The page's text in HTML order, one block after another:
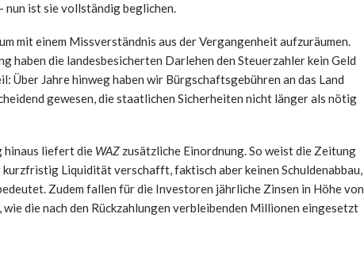
nun ist sie vollständig beglichen.
mit einem Missverständnis aus der Vergangenheit aufzuräumen.
haben die landesbesicherten Darlehen den Steuerzahler kein Geld
Über Jahre hinweg haben wir Bürgschaftsgebühren an das Land
gewesen, die staatlichen Sicherheiten nicht länger als nötig
hinaus liefert die WAZ zusätzliche Einordnung. So weist die Zeitung
kurzfristig Liquidität verschafft, faktisch aber keinen Schuldenabbau,
Zudem fallen für die Investoren jährliche Zinsen in Höhe von
die nach den Rückzahlungen verbleibenden Millionen eingesetzt